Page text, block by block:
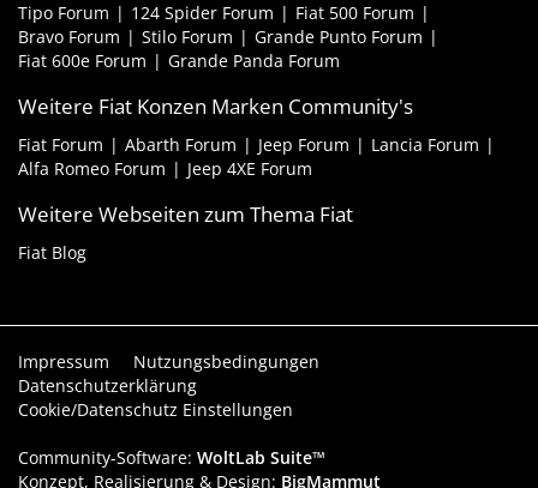
Tipo Forum 124 Spider Forum
Fiat 500 Forum
Bravo Forum
Stilo Forum
Grande Punto Forum
Fiat 600e Forum
Grande Panda Forum
Weitere Fiat Konzen Marken Community's
Fiat Forum Abarth Forum Jeep Forum
Lancia Forum
Alfa Romeo Forum
Jeep 4XE Forum
Weitere Webseiten zum Thema Fiat
Fiat Blog
Impressum
Nutzungsbedingungen
Datenschutzerklärung
Cookie/Datenschutz Einstellungen
Community-Software: WoltLab Suite™
Konzept, Realisierung & Design: BigMammut